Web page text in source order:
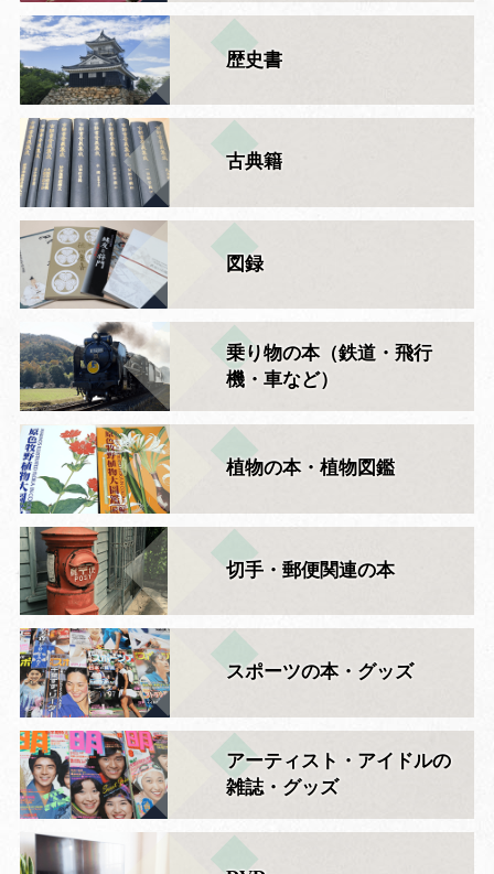
歴史書
古典籍
図録
乗り物の本（鉄道・飛行
機・車など）
植物の本・植物図鑑
切手・郵便関連の本
スポーツの本・グッズ
アーティスト・アイドルの
雑誌・グッズ